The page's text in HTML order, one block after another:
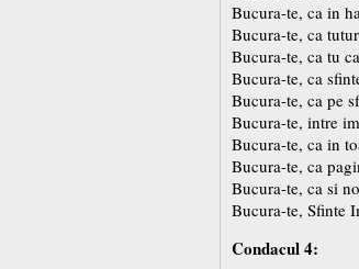
Bucura-te, ca in
Bucura-te, ca
Bucura-te, ca tu
Bucura-te, ca
Bucura-te, ca pe
Bucura-te, intre
Bucura-te, ca in
Bucura-te, ca
Bucura-te, ca si
Bucura-te, Sfinte
Condacul 4: